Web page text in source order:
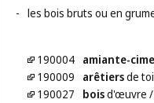
- les bois bruts ou en
190004 amiante-
190009
arêtiersde
190027
boisd'œuvre